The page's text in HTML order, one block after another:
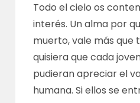
Todo el cielo os
interés. Un alma por
muerto, vale más que
quisiera que cada
pudieran apreciar el
humana. Si ellos se